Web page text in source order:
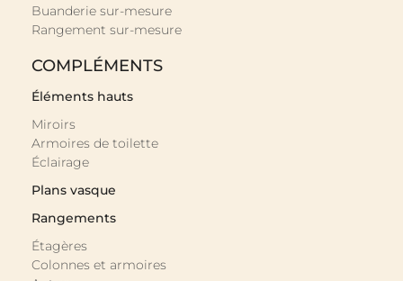
Buanderie sur-mesure
Rangement sur-mesure
COMPLÉMENTS
Éléments hauts
Miroirs
Armoires de toilette
Éclairage
Plans vasque
Rangements
Étagères
Colonnes et armoires